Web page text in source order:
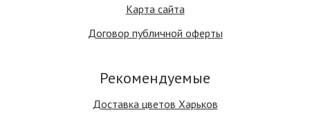
Карта сайта
Договор публичной оферты
Рекомендуемые
Доставка цветов Харьков